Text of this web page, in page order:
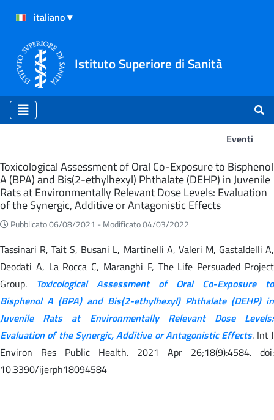
Istituto Superiore di Sanità
Eventi
Eventi
Toxicological Assessment of Oral Co-Exposure to Bisphenol
A (BPA) and Bis(2-ethylhexyl) Phthalate (DEHP) in Juvenile
Rats at Environmentally Relevant Dose Levels: Evaluation
of the Synergic, Additive or Antagonistic Effects
Pubblicato 06/08/2021 - Modificato 04/03/2022
Tassinari R, Tait S, Busani L, Martinelli A, Valeri M, Gastaldelli A,
Deodati A, La Rocca C, Maranghi F, The Life Persuaded Project
Group. Toxicological Assessment of Oral Co-Exposure to
Bisphenol A (BPA) and Bis(2-ethylhexyl) Phthalate (DEHP) in
Juvenile Rats at Environmentally Relevant Dose Levels:
Evaluation of the Synergic, Additive or Antagonistic Effects. Int J
Environ Res Public Health. 2021 Apr 26;18(9):4584. doi:
10.3390/ijerph18094584